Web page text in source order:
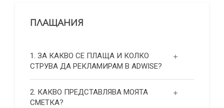
ПЛАЩАНИЯ
1. ЗА КАКВО СЕ ПЛАЩА И КОЛКО
СТРУВА ДА РЕКЛАМИРАМ В ADWISE?
2. КАКВО ПРЕДСТАВЛЯВА МОЯТА
СМЕТКА?